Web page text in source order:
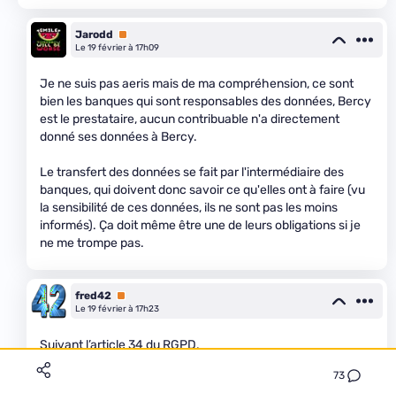
73
Jarodd
Premium
Le 19 février à 17h09
Je ne suis pas aeris mais de ma compréhension, ce sont
bien les banques qui sont responsables des données, Bercy
est le prestataire, aucun contribuable n'a directement
donné ses données à Bercy.
Le transfert des données se fait par l'intermédiaire des
banques, qui doivent donc savoir ce qu'elles ont à faire (vu
la sensibilité de ces données, ils ne sont pas les moins
informés). Ça doit même être une de leurs obligations si je
ne me trompe pas.
fred42 Premium
Le 19 février à 17h23
Suivant l’article 34 du RGPD,
le responsable du traitement communique la violation de